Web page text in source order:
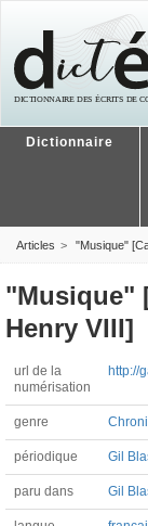
Dictionnaire
Articles "Musique"
"Musique"
Henry VIII]
url de la
numérisation
http://
genre
périodique Gil
paru dans Gil